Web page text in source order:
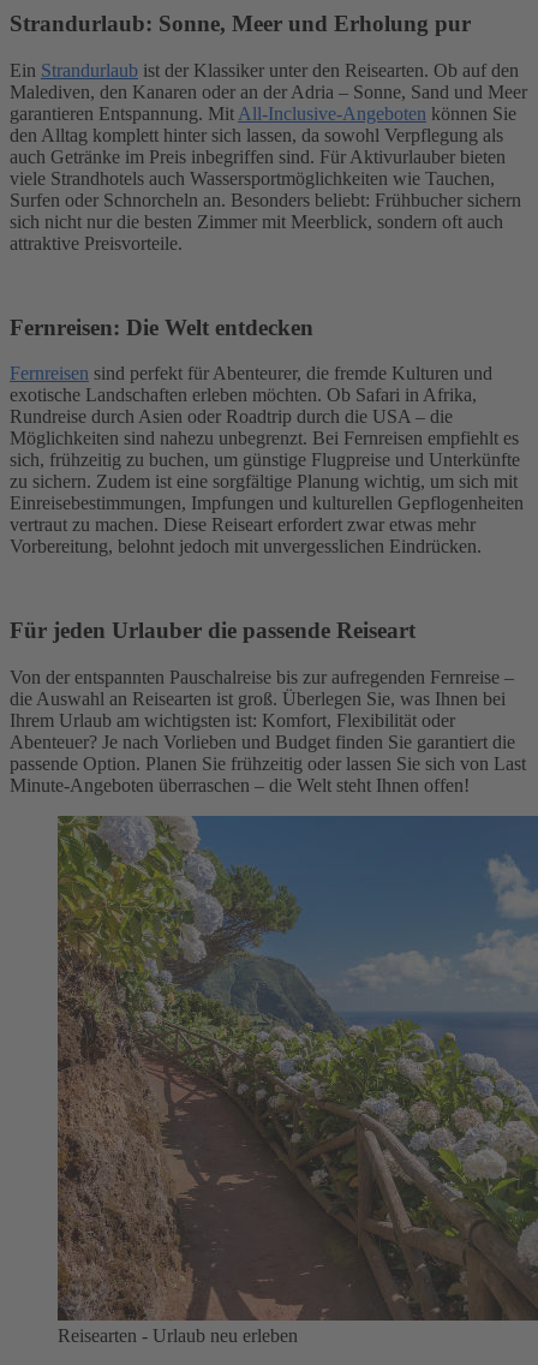
Strandurlaub: Sonne, Meer und Erholung pur
Ein Strandurlaub ist der Klassiker unter den Reisearten. Ob auf den
Malediven, den Kanaren oder an der Adria – Sonne, Sand und Meer
garantieren Entspannung. Mit All-Inclusive-Angeboten können Sie
den Alltag komplett hinter sich lassen, da sowohl Verpflegung als
auch Getränke im Preis inbegriffen sind. Für Aktivurlauber bieten
viele Strandhotels auch Wassersportmöglichkeiten wie Tauchen,
Surfen oder Schnorcheln an. Besonders beliebt: Frühbucher sichern
sich nicht nur die besten Zimmer mit Meerblick, sondern oft auch
attraktive Preisvorteile.
Fernreisen: Die Welt entdecken
Fernreisen sind perfekt für Abenteurer, die fremde Kulturen und
exotische Landschaften erleben möchten. Ob Safari in Afrika,
Rundreise durch Asien oder Roadtrip durch die USA – die
Möglichkeiten sind nahezu unbegrenzt. Bei Fernreisen empfiehlt es
sich, frühzeitig zu buchen, um günstige Flugpreise und Unterkünfte
zu sichern. Zudem ist eine sorgfältige Planung wichtig, um sich mit
Einreisebestimmungen, Impfungen und kulturellen Gepflogenheiten
vertraut zu machen. Diese Reiseart erfordert zwar etwas mehr
Vorbereitung, belohnt jedoch mit unvergesslichen Eindrücken.
Für jeden Urlauber die passende Reiseart
Von der entspannten Pauschalreise bis zur aufregenden Fernreise –
die Auswahl an Reisearten ist groß. Überlegen Sie, was Ihnen bei
Ihrem Urlaub am wichtigsten ist: Komfort, Flexibilität oder
Abenteuer? Je nach Vorlieben und Budget finden Sie garantiert die
passende Option. Planen Sie frühzeitig oder lassen Sie sich von Last
Minute-Angeboten überraschen – die Welt steht Ihnen offen!
Reisearten - Urlaub neu erleben